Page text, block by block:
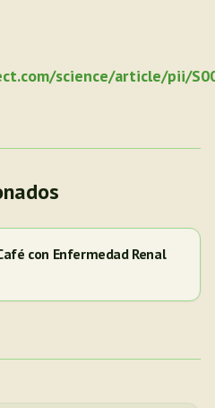
science/article/pii/
con Enfermedad Renal